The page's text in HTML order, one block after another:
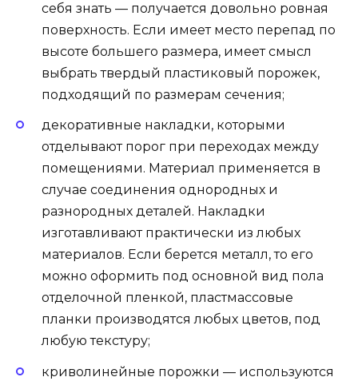
себя знать — получается довольно ровная
поверхность. Если имеет место перепад по
высоте большего размера, имеет смысл
выбрать твердый пластиковый порожек,
подходящий по размерам сечения;
декоративные накладки, которыми
отделывают порог при переходах между
помещениями. Материал применяется в
случае соединения однородных и
разнородных деталей. Накладки
изготавливают практически из любых
материалов. Если берется металл, то его
можно оформить под основной вид пола
отделочной пленкой, пластмассовые
планки производятся любых цветов, под
любую текстуру;
криволинейные порожки — используются